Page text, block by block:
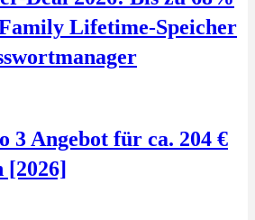
Lifetime-Speicher
3 Angebot für ca. 204 €
[2026]